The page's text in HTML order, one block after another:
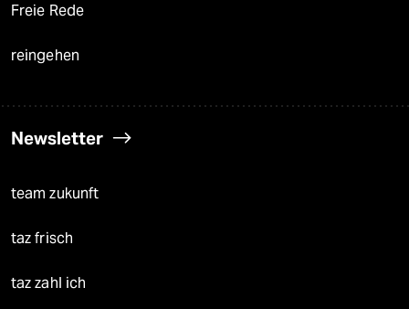
Freie Rede
reingehen
Newsletter
team zukunft
taz frisch
taz zahl ich